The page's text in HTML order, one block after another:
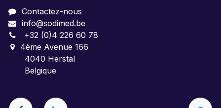
Contactez-nous
info@sodimed.be
+32 (0)4 226 60 78
4ème Avenue 166
4040 Herstal
Belgique